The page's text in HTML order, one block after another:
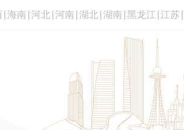
海南 河北 河南 湖北 湖南 黑龙江 江苏